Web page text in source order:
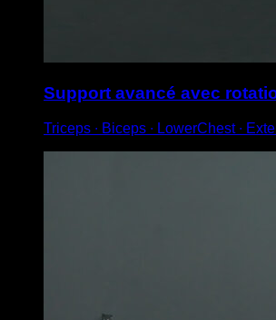
Support avancé avec
Triceps ∙ Biceps ∙ LowerChest ∙